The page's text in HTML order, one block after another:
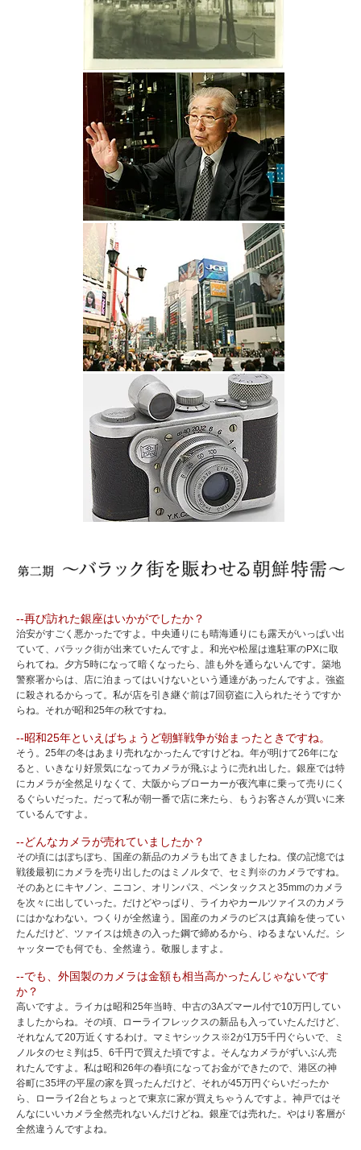
--再び訪れた銀座はいかがでしたか？
治安がすごく悪かったですよ。中央通りにも晴海通りにも露天がいっぱい出
ていて、バラック街が出来ていたんですよ。和光や松屋は進駐軍のPXに取
られてね。夕方5時になって暗くなったら、誰も外を通らないんです。築地
警察署からは、店に泊まってはいけないという通達があったんですよ。強盗
に殺されるからって。私が店を引き継ぐ前は7回窃盗に入られたそうですか
らね。それが昭和25年の秋ですね。
--昭和25年といえばちょうど朝鮮戦争が始まったときですね。
そう。25年の冬はあまり売れなかったんですけどね。年が明けて26年にな
ると、いきなり好景気になってカメラが飛ぶように売れ出した。銀座では特
にカメラが全然足りなくて、大阪からブローカーが夜汽車に乗って売りにく
るぐらいだった。だって私が朝一番で店に来たら、もうお客さんが買いに来
ているんですよ。
--どんなカメラが売れていましたか？
その頃にはぼちぼち、国産の新品のカメラも出てきましたね。僕の記憶では
戦後最初にカメラを売り出したのはミノルタで、セミ判※のカメラですね。
そのあとにキヤノン、ニコン、オリンパス、ペンタックスと35mmのカメラ
を次々に出していった。だけどやっぱり、ライカやカールツァイスのカメラ
にはかなわない。つくりが全然違う。国産のカメラのビスは真鍮を使ってい
たんだけど、ツァイスは焼きの入った鋼で締めるから、ゆるまないんだ。シ
ャッターでも何でも、全然違う。敬服しますよ。
--でも、外国製のカメラは金額も相当高かったんじゃないです
か？
高いですよ。ライカは昭和25年当時、中古の3Aズマール付で10万円してい
ましたからね。その頃、ローライフレックスの新品も入っていたんだけど、
それなんて20万近くするわけ。マミヤシックス※2が1万5千円ぐらいで、ミ
ノルタのセミ判は5、6千円で買えた頃ですよ。そんなカメラがずいぶん売
れたんですよ。私は昭和26年の春頃になってお金ができたので、港区の神
谷町に35坪の平屋の家を買ったんだけど、それが45万円ぐらいだったか
ら、ローライ2台とちょっとで東京に家が買えちゃうんですよ。神戸ではそ
んなにいいカメラ全然売れないんだけどね。銀座では売れた。やはり客層が
全然違うんですよね。